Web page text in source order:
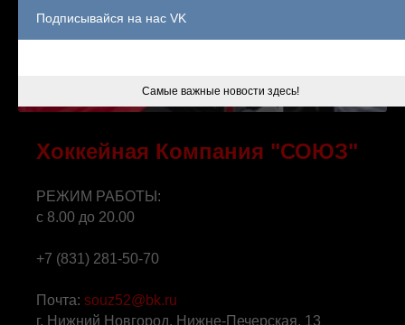
Хоккейная Компания "СОЮЗ"
РЕЖИМ РАБОТЫ:
с 8.00 до 20.00
+7 (831) 281-50-70
Почта: souz52@bk.ru
г. Нижний Новгород, Нижне-Печерская, 13
Подписывайся на нас VK
Самые важные новости здесь!